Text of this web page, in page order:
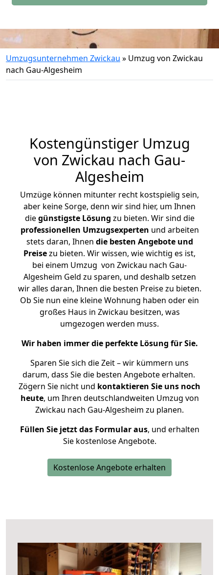
Umzugsunternehmen Zwickau » Umzug von Zwickau
nach Gau-Algesheim
Kostengünstiger Umzug
von Zwickau nach Gau-
Algesheim
Umzüge können mitunter recht kostspielig sein,
aber keine Sorge, denn wir sind hier, um Ihnen
diegünstigste Lösung zu bieten. Wir sind die
professionellen Umzugsexperten und arbeiten
stets daran, Ihnen die besten Angebote und
Preisezu bieten. Wir wissen, wie wichtig es ist,
bei einem Umzug von Zwickau nach Gau-
Algesheim Geld zu sparen, und deshalb setzen
wir alles daran, Ihnen die besten Preise zu bieten.
Ob Sie nun eine kleine Wohnung haben oder ein
großes Haus in Zwickau besitzen, was
umgezogen werden muss.
Wir haben immer die perfekte Lösung für Sie.
Sparen Sie sich die Zeit – wir kümmern uns
darum, dass Sie die besten Angebote erhalten.
Zögern Sie nicht und kontaktieren Sie uns noch
heute, um Ihren deutschlandweiten Umzug von
Zwickau nach Gau-Algesheim zu planen.
Füllen Sie jetzt das Formular aus, und erhalten
Sie kostenlose Angebote.
Kostenlose Angebote erhalten